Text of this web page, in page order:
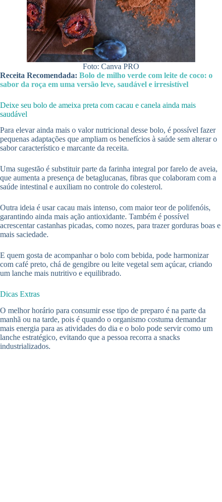
Foto: Canva PRO
Receita Recomendada: Bolo de milho verde com leite de coco: o
sabor da roça em uma versão leve, saudável e irresistível
Deixe seu bolo de ameixa preta com cacau e canela ainda mais
saudável
Para elevar ainda mais o valor nutricional desse bolo, é possível fazer
pequenas adaptações que ampliam os benefícios à saúde sem alterar o
sabor característico e marcante da receita.
Uma sugestão é substituir parte da farinha integral por farelo de aveia,
que aumenta a presença de betaglucanas, fibras que colaboram com a
saúde intestinal e auxiliam no controle do colesterol.
Outra ideia é usar cacau mais intenso, com maior teor de polifenóis,
garantindo ainda mais ação antioxidante. Também é possível
acrescentar castanhas picadas, como nozes, para trazer gorduras boas e
mais saciedade.
E quem gosta de acompanhar o bolo com bebida, pode harmonizar
com café preto, chá de gengibre ou leite vegetal sem açúcar, criando
um lanche mais nutritivo e equilibrado.
Dicas Extras
O melhor horário para consumir esse tipo de preparo é na parte da
manhã ou na tarde, pois é quando o organismo costuma demandar
mais energia para as atividades do dia e o bolo pode servir como um
lanche estratégico, evitando que a pessoa recorra a snacks
industrializados.